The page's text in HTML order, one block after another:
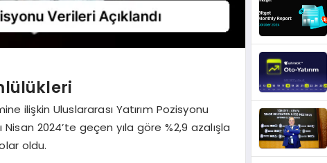
ilişkin Uluslararası Yatırım Pozisyonu
Nisan 2024’te geçen yıla göre %2,9 azalışla
oldu.